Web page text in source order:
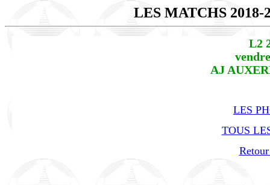
LES MATCHS
L2
AJ
LES
TOUS